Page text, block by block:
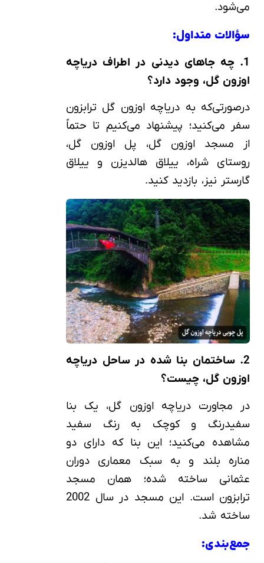
می‌شود.
سؤالات متداول:
1. چه جاهای دیدنی در اطراف دریاچه
اوزون گل، وجود دارد؟
درصورتی‌که به دریاچه اوزون گل ترابزون
سفر می‌کنید؛ پیشنهاد می‌کنیم تا حتماً
از مسجد اوزون گل، پل اوزون گل،
روستای شراه، ییلاق هالدیزن و ییلاق
گارستر نیز، بازدید کنید.
2. ساختمان بنا شده در ساحل دریاچه
اوزون گل، چیست؟
در مجاورت دریاچه اوزون گل، یک بنا
سفیدرنگ و کوچک به رنگ سفید
مشاهده می‌کنید؛ این بنا که دارای دو
مناره بلند و به سبک معماری دوران
عثمانی ساخته شده؛ همان مسجد
ترابزون است. این مسجد در سال 2002
ساخته شد.
جمع‌بندی: